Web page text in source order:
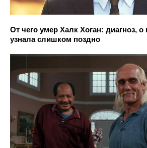
От чего умер Халк Хоган: диагноз,
узнала слишком поздно